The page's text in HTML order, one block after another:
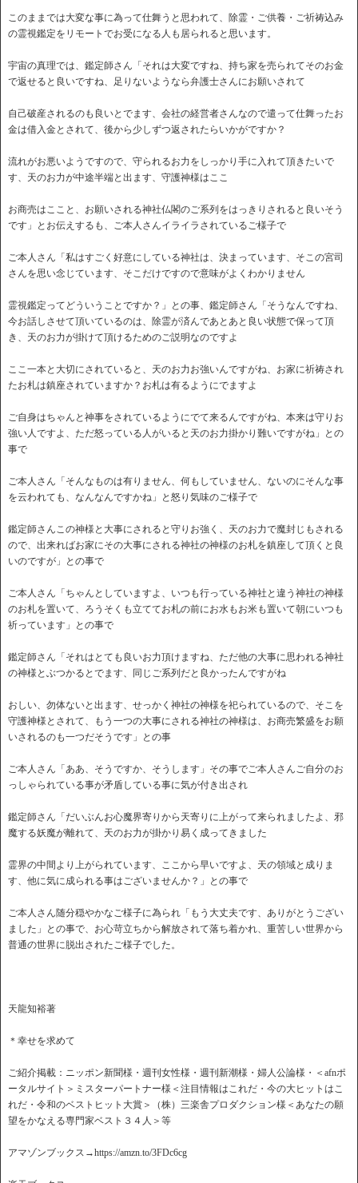
このままでは大変な事に為って仕舞うと思われて、除霊・ご供養・ご祈祷込み
の霊視鑑定をリモートでお受になる人も居られると思います。
宇宙の真理では、鑑定師さん「それは大変ですね、持ち家を売られてそのお金
で返せると良いですね、足りないようなら弁護士さんにお願いされて
自己破産されるのも良いとでます、会社の経営者さんなので遣って仕舞ったお
金は借入金とされて、後から少しずつ返されたらいかがですか？
流れがお悪いようですので、守られるお力をしっかり手に入れて頂きたいで
す、天のお力が中途半端と出ます、守護神様はここ
お商売はここと、お願いされる神社仏閣のご系列をはっきりされると良いそう
です」とお伝えするも、ご本人さんイライラされているご様子で
ご本人さん「私はすごく好意にしている神社は、決まっています、そこの宮司
さんを思い念じています、そこだけですので意味がよくわかりません
霊視鑑定ってどういうことですか？」との事、鑑定師さん「そうなんですね、
今お話しさせて頂いているのは、除霊が済んであとあと良い状態で保って頂
き、天のお力が掛けて頂けるためのご説明なのですよ
ここ一本と大切にされていると、天のお力お強いんですがね、お家に祈祷され
たお札は鎮座されていますか？お札は有るようにでますよ
ご自身はちゃんと神事をされているようにでて来るんですがね、本来は守りお
強い人ですよ、ただ怒っている人がいると天のお力掛かり難いですがね」との
事で
ご本人さん「そんなものは有りません、何もしていません、ないのにそんな事
を云われても、なんなんですかね」と怒り気味のご様子で
鑑定師さんこの神様と大事にされると守りお強く、天のお力で魔封じもされる
ので、出来ればお家にその大事にされる神社の神様のお札を鎮座して頂くと良
いのですが」との事で
ご本人さん「ちゃんとしていますよ、いつも行っている神社と違う神社の神様
のお札を置いて、ろうそくも立ててお札の前にお水もお米も置いて朝にいつも
祈っています」との事で
鑑定師さん「それはとても良いお力頂けますね、ただ他の大事に思われる神社
の神様とぶつかるとでます、同じご系列だと良かったんですがね
おしい、勿体ないと出ます、せっかく神社の神様を祀られているので、そこを
守護神様とされて、もう一つの大事にされる神社の神様は、お商売繁盛をお願
いされるのも一つだそうです」との事
ご本人さん「ああ、そうですか、そうします」その事でご本人さんご自分のお
っしゃられている事が矛盾している事に気が付き出され
鑑定師さん「だいぶんお心魔界寄りから天寄りに上がって来られましたよ、邪
魔する妖魔が離れて、天のお力が掛かり易く成ってきました
霊界の中間より上がられています、ここから早いですよ、天の領域と成りま
す、他に気に成られる事はございませんか？」との事で
ご本人さん随分穏やかなご様子に為られ「もう大丈夫です、ありがとうござい
ました」との事で、お心苛立ちから解放されて落ち着かれ、重苦しい世界から
普通の世界に脱出されたご様子でした。
天龍知裕著
＊幸せを求めて
ご紹介掲載：ニッポン新聞様・週刊女性様・週刊新潮様・婦人公論様・＜afnポ
ータルサイト＞ミスターパートナー様＜注目情報はこれだ・今の大ヒットはこ
れだ・令和のベストヒット大賞＞（株）三楽舎プロダクション様＜あなたの願
望をかなえる専門家ベスト３４人＞等
アマゾンブックス→https://amzn.to/3FDc6cg